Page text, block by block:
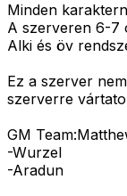
Minden
A szerveren 6-7
Alki és öv
Ez a szerver
szerverre
GM Team:
-Wurzel
-Aradun